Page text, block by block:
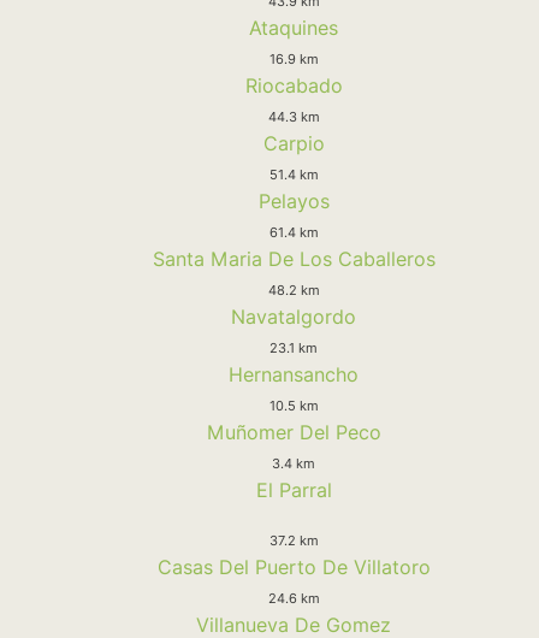
Ataquines
16.9 km
Riocabado
44.3 km
Carpio
51.4 km
Pelayos
61.4 km
Santa Maria De Los Caballeros
48.2 km
Navatalgordo
23.1 km
Hernansancho
10.5 km
Muñomer Del Peco
3.4 km
El Parral
37.2 km
Casas Del Puerto De Villatoro
24.6 km
Villanueva De Gomez